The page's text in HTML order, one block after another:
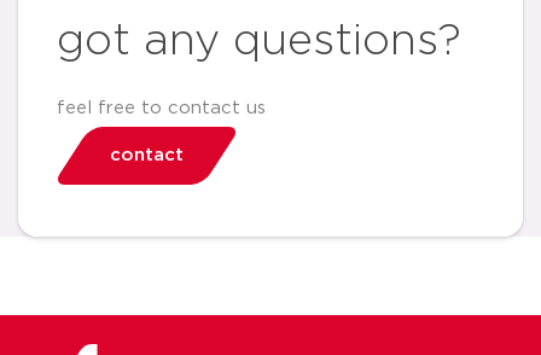
got any questions?
feel free to contact us
contact